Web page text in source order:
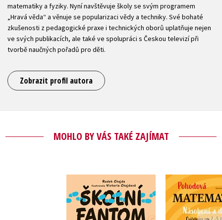
matematiky a fyziky. Nyní navštěvuje školy se svým programem
„Hravá věda“ a věnuje se popularizaci vědy a techniky. Své bohaté
zkušenosti z pedagogické praxe i technických oborů uplatňuje nejen
ve svých publikacích, ale také ve spolupráci s Českou televizí při
tvorbě naučných pořadů pro děti.
Zobrazit profil autora
MOHLO BY VÁS TAKÉ ZAJÍMAT
Školní fantom –
logické záhady pro
bystré hlavičky
Radek Chajda
Násobení
Radek